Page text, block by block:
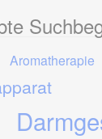
Aromatherapie